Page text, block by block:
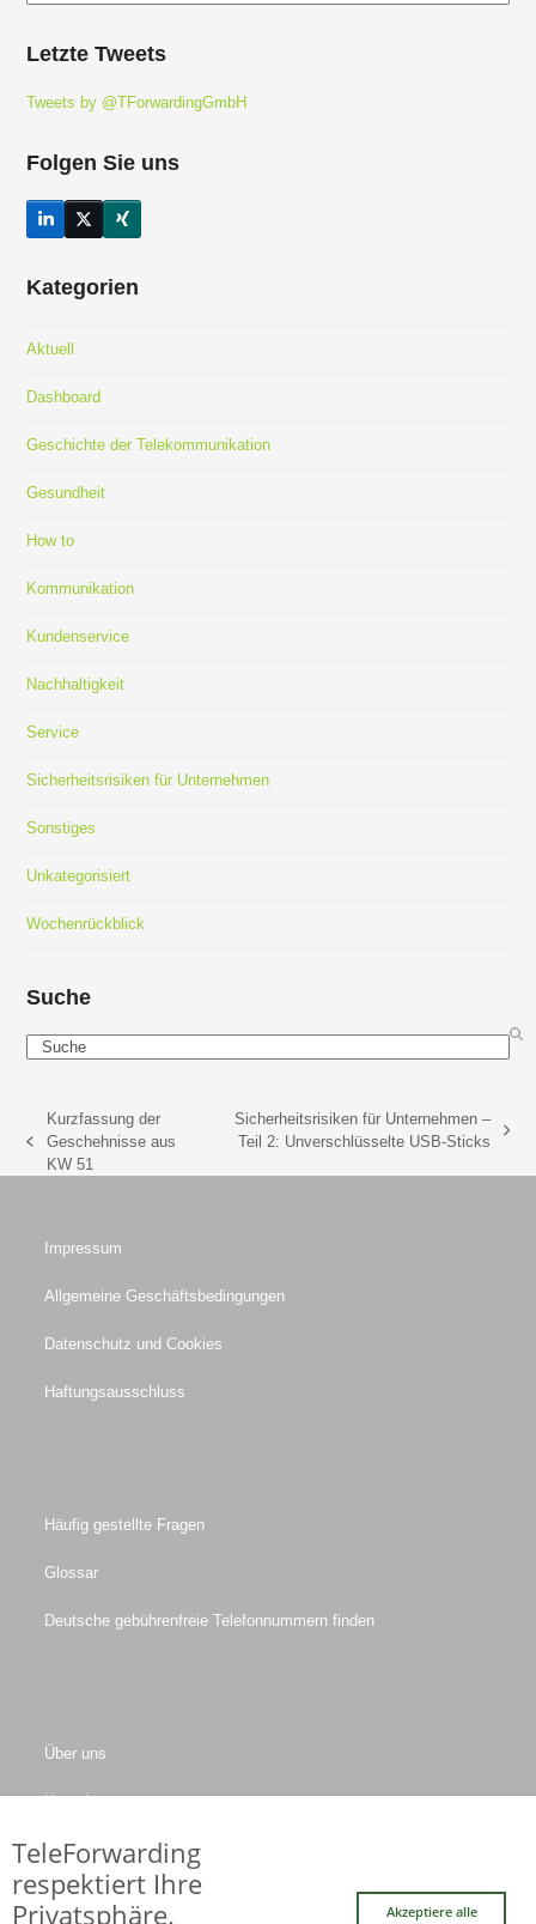
Letzte Tweets
Tweets by @TForwardingGmbH
Folgen Sie uns
LinkedInTwitter
(deprecated)
Xing
Kategorien
Aktuell
Dashboard
Geschichte der Telekommunikation
Gesundheit
How to
Kommunikation
Kundenservice
Nachhaltigkeit
Service
Sicherheitsrisiken für Unternehmen
Sonstiges
Unkategorisiert
Wochenrückblick
Suche
Search
vorheriger
Beitrag:
Kurzfassung der
Geschehnisse aus
KW 51
Nächster
Sicherheitsrisiken für Unternehmen –
Teil 2: Unverschlüsselte USB-Sticks
Impressum
Allgemeine Geschäftsbedingungen
Datenschutz und Cookies
Haftungsausschluss
Häufig gestellte Fragen
Glossar
Deutsche gebührenfreie Telefonnummern finden
Über uns
Kontakt
Firmendaten
TeleForwarding
respektiert Ihre
Privatsphäre.
Akzeptiere alle